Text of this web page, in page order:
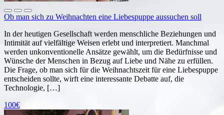
Ob man sich zu Weihnachten eine Liebespuppe aussuchen soll
In der heutigen Gesellschaft werden menschliche Beziehungen und
Intimität auf vielfältige Weisen erlebt und interpretiert. Manchmal
werden unkonventionelle Ansätze gewählt, um die Bedürfnisse und
Wünsche der Menschen in Bezug auf Liebe und Nähe zu erfüllen.
Die Frage, ob man sich für die Weihnachtszeit für eine Liebespuppe
entscheiden sollte, wirft eine interessante Debatte auf, die
Technologie, […]
100€